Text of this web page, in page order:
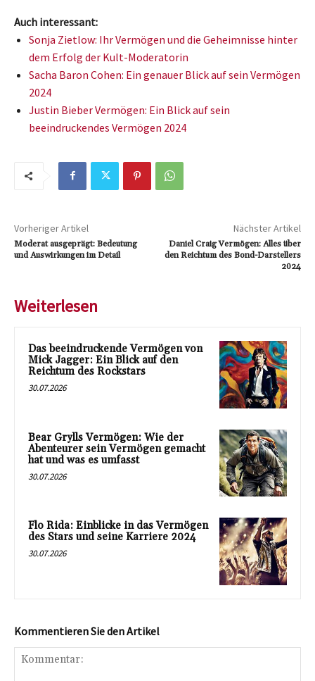
Auch interessant:
Sonja Zietlow: Ihr Vermögen und die Geheimnisse hinter
dem Erfolg der Kult-Moderatorin
Sacha Baron Cohen: Ein genauer Blick auf sein Vermögen
2024
Justin Bieber Vermögen: Ein Blick auf sein
beeindruckendes Vermögen 2024
Vorheriger Artikel
Moderat ausgeprägt: Bedeutung
und Auswirkungen im Detail
Nächster Artikel
Daniel Craig Vermögen: Alles über
den Reichtum des Bond-Darstellers
2024
Weiterlesen
Das beeindruckende Vermögen von
Mick Jagger: Ein Blick auf den
Reichtum des Rockstars
30.07.2026
Bear Grylls Vermögen: Wie der
Abenteurer sein Vermögen gemacht
hat und was es umfasst
30.07.2026
Flo Rida: Einblicke in das Vermögen
des Stars und seine Karriere 2024
30.07.2026
Kommentieren Sie den Artikel